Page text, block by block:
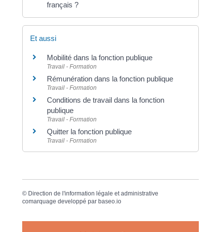
français ?
Et aussi
Mobilité dans la fonction publique
Travail - Formation
Rémunération dans la fonction publique
Travail - Formation
Conditions de travail dans la fonction
publique
Travail - Formation
Quitter la fonction publique
Travail - Formation
© Direction de l'information légale et administrative
comarquage developpé par baseo.io